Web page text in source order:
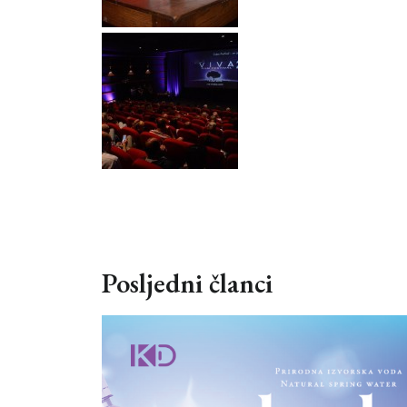
Posljedni članci